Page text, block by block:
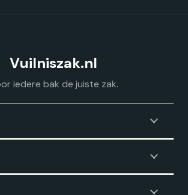
Vuilniszak.nl
iedere bak de juiste zak.